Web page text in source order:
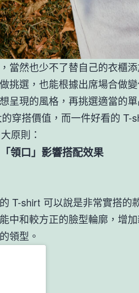
當然也少不了替自己的衣櫃
挑選，也能根據出席場合做
呈現的風格，再挑選適當的
穿搭價值，而一件好看的 T-
原則：
領口」影響搭配效果
T-shirt 可以說是非常實搭的
中和較方正的臉型輪廓，增
領型。